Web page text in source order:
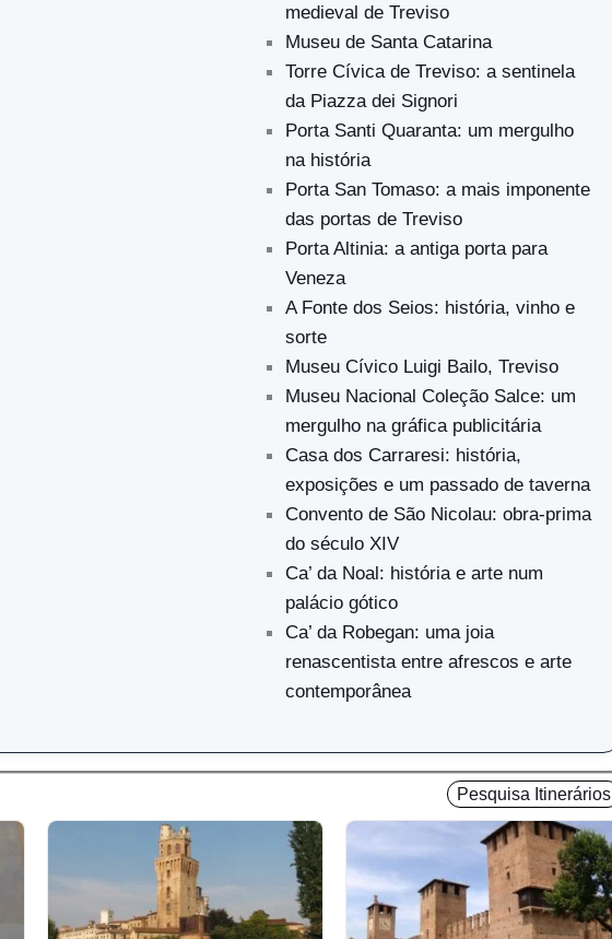
medieval de Treviso
Museu de Santa Catarina
Torre Cívica de Treviso: a sentinela
da Piazza dei Signori
Porta Santi Quaranta: um mergulho
na história
Porta San Tomaso: a mais imponente
das portas de Treviso
Porta Altinia: a antiga porta para
Veneza
A Fonte dos Seios: história, vinho e
sorte
Museu Cívico Luigi Bailo, Treviso
Museu Nacional Coleção Salce: um
mergulho na gráfica publicitária
Casa dos Carraresi: história,
exposições e um passado de taverna
Convento de São Nicolau: obra-prima
do século XIV
Ca’ da Noal: história e arte num
palácio gótico
Ca’ da Robegan: uma joia
renascentista entre afrescos e arte
contemporânea
Pesquisa Itinerários